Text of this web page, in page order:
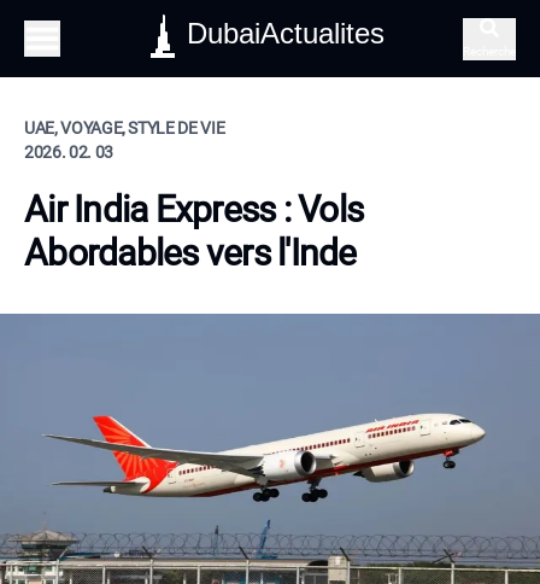
DubaiActualites
UAE, VOYAGE, STYLE DE VIE
2026. 02. 03
Air India Express : Vols
Abordables vers l'Inde